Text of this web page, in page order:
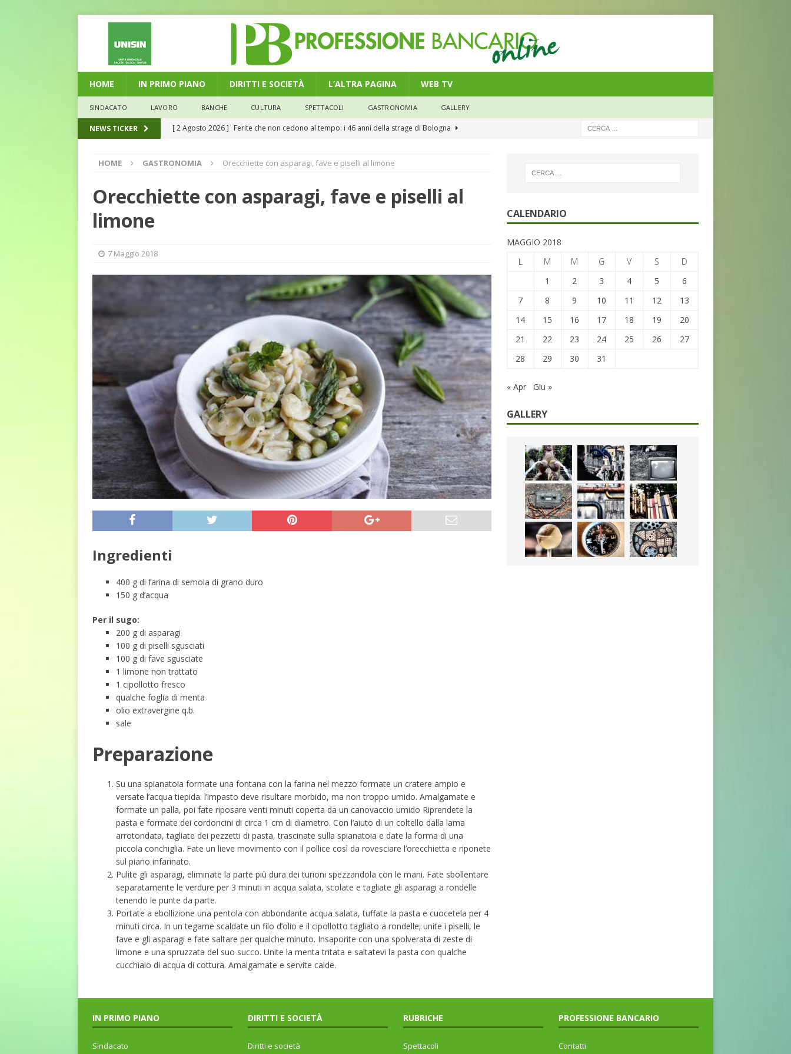
HOME IN PRIMO PIANO DIRITTI E SOCIETÀ L’ALTRA PAGINA WEB TV
SINDACATO LAVORO BANCHE CULTURA SPETTACOLI GASTRONOMIA GALLERY
NEWS TICKER [ 2 Agosto 2026 ] Ferite che non cedono al tempo: i 46 anni della strage di Bologna
[ 29 Luglio 2026 ] Marche: un modello di equilibrio nel credito. Debiti più leggeri e rate sotto
L’Umbria e il credito: più finanziamenti della media nazionale, ma rate e
Estate e caregiver: la sfida quotidiana dell’assistenza tra ferie e rinunce
DIRITTI E SOCIETÀ
HOME GASTRONOMIA Orecchiette con asparagi, fave e piselli al limone
Orecchiette con asparagi, fave e piselli al
limone
7 Maggio 2018
Ingredienti
400 g di farina di semola di grano duro
150 g d’acqua
Per il sugo:
200 g di asparagi
100 g di piselli sgusciati
100 g di fave sgusciate
1 limone non trattato
1 cipollotto fresco
qualche foglia di menta
olio extravergine q.b.
sale
Preparazione
Su una spianatoia formate una fontana con la farina nel mezzo formate un cratere ampio e
versate l’acqua tiepida: l’impasto deve risultare morbido, ma non troppo umido. Amalgamate e
formate un palla, poi fate riposare venti minuti coperta da un canovaccio umido Riprendete la
pasta e formate dei cordoncini di circa 1 cm di diametro. Con l’aiuto di un coltello dalla lama
arrotondata, tagliate dei pezzetti di pasta, trascinate sulla spianatoia e date la forma di una
piccola conchiglia. Fate un lieve movimento con il pollice così da rovesciare l’orecchietta e riponete
sul piano infarinato.
Pulite gli asparagi, eliminate la parte più dura dei turioni spezzandola con le mani. Fate sbollentare
separatamente le verdure per 3 minuti in acqua salata, scolate e tagliate gli asparagi a rondelle
tenendo le punte da parte.
Portate a ebollizione una pentola con abbondante acqua salata, tuffate la pasta e cuocetela per 4
minuti circa. In un tegame scaldate un filo d’olio e il cipollotto tagliato a rondelle; unite i piselli, le
fave e gli asparagi e fate saltare per qualche minuto. Insaporite con una spolverata di zeste di
limone e una spruzzata del suo succo. Unite la menta tritata e saltatevi la pasta con qualche
cucchiaio di acqua di cottura. Amalgamate e servite calde.
CALENDARIO
MAGGIO 2018
L
M M G V S
D
1
2 3 4 5
6
7
8 9 10 11 12
13
14
15 16 17 18 19
20
21
22 23 24 25 26
27
28
29 30 31
« Apr Giu »
GALLERY
IN PRIMO PIANO
Sindacato
DIRITTI E SOCIETÀ
Diritti e società
RUBRICHE
Spettacoli
PROFESSIONE BANCARIO
Contatti